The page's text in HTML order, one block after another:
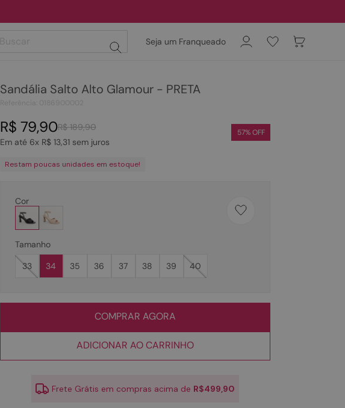
Seja um Franqueado
Sandália Salto Alto Glamour - PRETA
R$ 189,90
R$ 79,90
Em até 6x R$ 13,31sem juros
57% OFF
Restam poucas unidades em estoque!
Cor
Tamanho
33
34 35 36 37 38 39 40
COMPRAR AGORA
ADICIONAR AO CARRINHO
Frete Grátis em compras acima de R$499,90